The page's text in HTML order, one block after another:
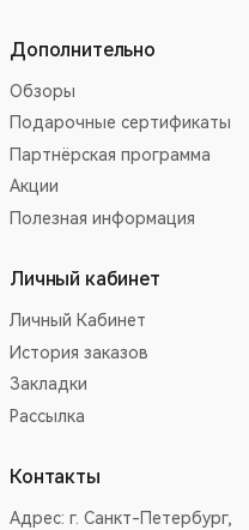
Дополнительно
Обзоры
Подарочные сертификаты
Партнёрская программа
Акции
Полезная информация
Личный кабинет
Личный Кабинет
История заказов
Закладки
Рассылка
Контакты
Адрес: г. Санкт-Петербург,